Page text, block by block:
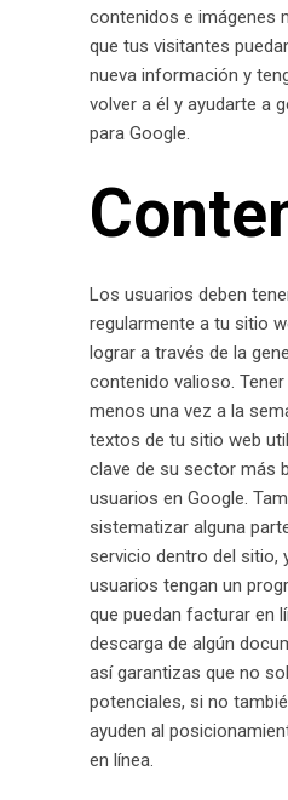
contenidos e imágenes
que tus visitantes
nueva información y
volver a él y ayudarte a
para Google.
Los usuarios deben
regularmente a tu sitio
lograr a través de la
contenido valioso.
menos una vez a la
textos de tu sitio web
clave de su sector más
usuarios en Google.
sistematizar alguna
servicio dentro del sitio,
usuarios tengan un
que puedan facturar en
descarga de algún
así garantizas que no
potenciales, si no
ayuden al
en línea.